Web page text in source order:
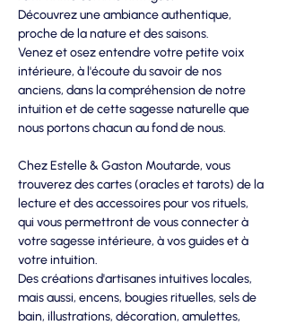
Découvrez une ambiance authentique,
proche de la nature et des saisons.
Venez et osez entendre votre petite voix
intérieure, à l'écoute du savoir de nos
anciens, dans la compréhension de notre
intuition et de cette sagesse naturelle que
nous portons chacun au fond de nous.
Chez Estelle & Gaston Moutarde, vous
trouverez des cartes (oracles et tarots) de la
lecture et des accessoires pour vos rituels,
qui vous permettront de vous connecter à
votre sagesse intérieure, à vos guides et à
votre intuition.
Des créations d'artisanes intuitives locales,
mais aussi, encens, bougies rituelles, sels de
bain, illustrations, décoration, amulettes,